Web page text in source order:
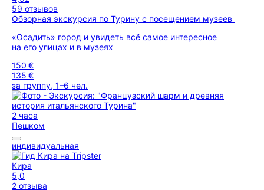
59 отзывов
Обзорная экскурсия по Турину с посещением музеев
«Осадить» город и увидеть всё самое интересное
на его улицах и в музеях
150 €
135 €
за группу, 1–6 чел.
2 часа
Пешком
индивидуальная
Кира
5,0
2 отзыва